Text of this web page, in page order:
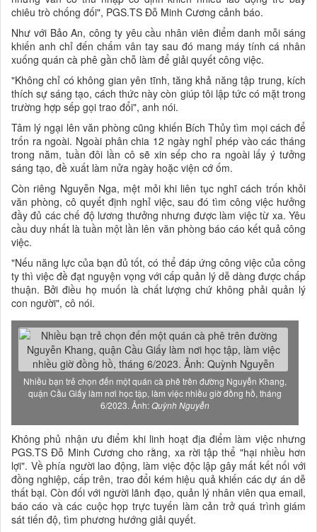
chiêu trò chống đối", PGS.TS Đỗ Minh Cương cảnh báo.
Như với Bảo An, công ty yêu cầu nhân viên điểm danh mỗi sáng
khiến anh chỉ đến chấm vân tay sau đó mang máy tính cá nhân
xuống quán cà phê gần chỗ làm để giải quyết công việc.
"Không chỉ có không gian yên tĩnh, tăng khả năng tập trung, kích
thích sự sáng tạo, cách thức này còn giúp tôi lập tức có mặt trong
trường hợp sếp gọi trao đổi", anh nói.
Tâm lý ngại lên văn phòng cũng khiến Bích Thủy tìm mọi cách để
trốn ra ngoài. Ngoài phân chia 12 ngày nghỉ phép vào các tháng
trong năm, tuần đôi lần cô sẽ xin sếp cho ra ngoài lấy ý tưởng
sáng tạo, đề xuất làm nửa ngày hoặc viện cớ ốm.
Còn riêng Nguyễn Nga, mệt mỏi khi liên tục nghĩ cách trốn khỏi
văn phòng, cô quyết định nghỉ việc, sau đó tìm công việc hưởng
đầy đủ các chế độ lương thưởng nhưng được làm việc từ xa. Yêu
cầu duy nhất là tuần một lần lên văn phòng báo cáo kết quả công
việc.
"Nếu năng lực của bạn đủ tốt, có thể đáp ứng công việc của công
ty thì việc đề đạt nguyện vọng với cấp quản lý dễ dàng được chấp
thuận. Bởi điều họ muốn là chất lượng chứ không phải quản lý
con người", cô nói.
Nhiều bạn trẻ chọn đến một quán cà phê trên đường Nguyễn Khang,
quận Cầu Giấy làm nơi học tập, làm việc nhiều giờ đồng hồ, tháng
6/2023. Ảnh:Quỳnh Nguyễn
Không phủ nhận ưu điểm khi linh hoạt địa điểm làm việc nhưng
PGS.TS Đỗ Minh Cương cho rằng, xa rời tập thể "hại nhiều hơn
lợi". Về phía người lao động, làm việc độc lập gây mất kết nối với
đồng nghiệp, cấp trên, trao đổi kém hiệu quả khiến các dự án dễ
thất bại. Còn đối với người lãnh đạo, quản lý nhân viên qua email,
báo cáo và các cuộc họp trực tuyến làm cản trở quá trình giám
sát tiến độ, tìm phương hướng giải quyết.